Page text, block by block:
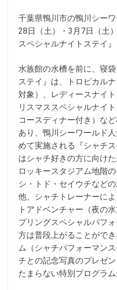
千葉県鴨川市の鴨川シー
28日（土）・3月7日（土
スペシャルナイトステイ』
水族館の水槽を前に、寝
ステイ』は、トロピカル
対象）、レディースナイ
リスマススペシャルナイ
コースディナー付き）な
あり、鴨川シーワールド
めて実施される『シャチ
はシャチ好きの方に向け
ロッキースタジアム地階
シ・トド・セイウチなど
他、シャチトレーナーに
トアドベンチャー（夜の
プリングスペシャルパフ
方は普段上がることがで
ム（シャチパフォーマン
チとの記念写真のプレゼ
たまらない特別プログラム